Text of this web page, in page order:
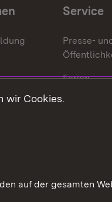
Service
Presse-
Ferien
Stellen
wir Cookies.
auf der gesamten